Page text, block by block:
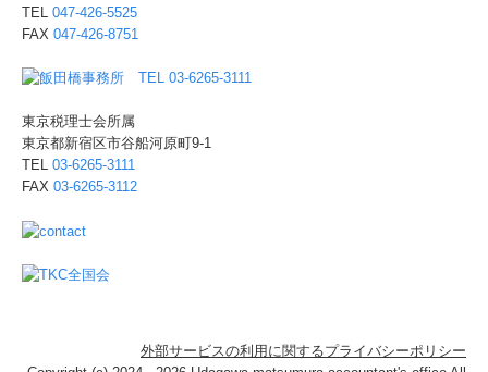
TEL 047-426-5525
FAX 047-426-8751
東京税理士会所属
東京都新宿区市谷船河原町9-1
TEL 03-6265-3111
FAX 03-6265-3112
外部サービスの利用に関するプライバシーポリシー